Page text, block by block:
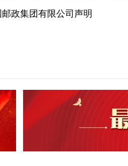
邮政集团有限公司声明